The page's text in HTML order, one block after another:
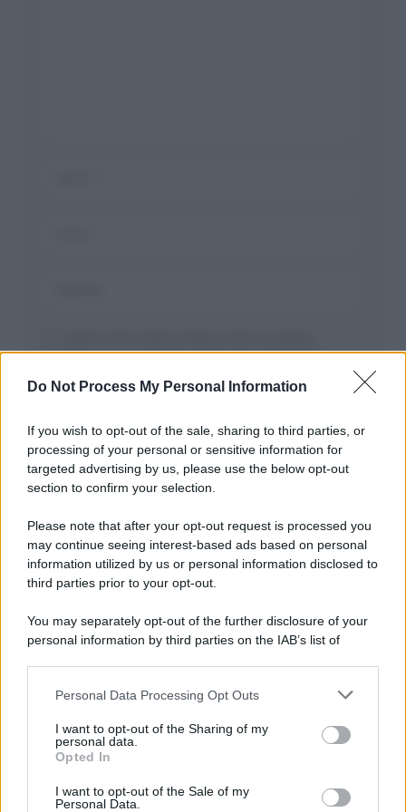
Do Not Process My Personal Information
If you wish to opt-out of the sale, sharing to third parties, or
processing of your personal or sensitive information for
targeted advertising by us, please use the below opt-out
section to confirm your selection.
Please note that after your opt-out request is processed you
may continue seeing interest-based ads based on personal
information utilized by us or personal information disclosed to
third parties prior to your opt-out.
You may separately opt-out of the further disclosure of your
personal information by third parties on the IAB’s list of
This information may also be disclosed by us to third parties
disclose it to other third parties.
Please note that this website/app uses one or more Google
services and may gather and store information including but
not limited to your visit or usage behaviour. You may click to
Personal Data Processing Opt Outs
I want to opt-out of the Sharing of my
personal data.
Opted In
I want to opt-out of the Sale of my
Personal Data.
browser per la prossima volta che commento.
APPENA PUBBLICATI
Perché alcune maglie in cotone sono morbide e altre
Il mare è davvero più pulito alle 8 o alle 18? Ecco quando
Come pulire le foglie delle piante da appartamento dalla
Sbrinare il freezer in pochi minuti: perché 2 millimetri di
Deodoranti per l’estate: le paure sui sali d’alluminio sono